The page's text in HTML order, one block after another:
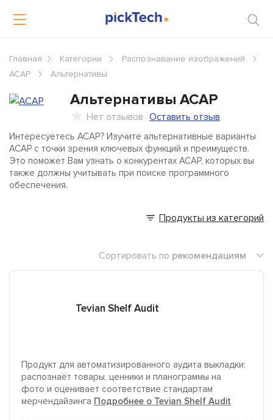
Главная Категории
Распознавание изображений
ACAP
Альтернативы
Альтернативы ACAP
Нет отзывов Оставить отзыв
Интересуетесь ACAP? Изучите альтернативные варианты
ACAP с точки зрения ключевых функций и преимуществ.
Это поможет Вам узнать о конкурентах ACAP, которых вы
также должны учитывать при поиске программного
обеспечения.
Продукты из категорий
Сортировать по рекомендациям
Tevian Shelf Audit
Продукт для автоматизированного аудита выкладки:
распознаёт товары, ценники и планограммы на
фото и оценивает соответствие стандартам
мерчендайзинга Подробнее о Tevian Shelf Audit